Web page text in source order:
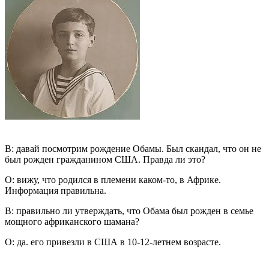
В: давай посмотрим рождение Обамы. Был скандал, что он не
был рожден гражданином США. Правда ли это?
О: вижу, что родился в племени каком-то, в Африке.
Информация правильна.
В: правильно ли утверждать, что Обама был рожден в семье
мощного африканского шамана?
О: да. его привезли в США в 10-12-летнем возрасте.